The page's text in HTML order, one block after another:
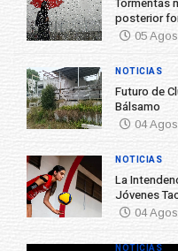
posterior
05
Futuro de
Bálsamo
04
NOTICIAS
La
Jóvenes
04
NOTICIAS
NOTICIAS